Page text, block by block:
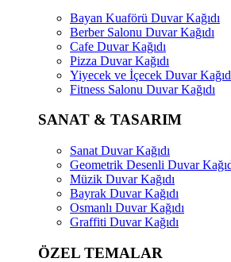
Bayan Kuaförü Duvar Kağıdı
Berber Salonu Duvar Kağıdı
Cafe Duvar Kağıdı
Pizza Duvar Kağıdı
Yiyecek ve İçecek Duvar
Fitness Salonu Duvar Kağıdı
SANAT & TASARIM
Sanat Duvar Kağıdı
Geometrik Desenli Duvar
Müzik Duvar Kağıdı
Bayrak Duvar Kağıdı
Osmanlı Duvar Kağıdı
Graffiti Duvar Kağıdı
ÖZEL TEMALAR